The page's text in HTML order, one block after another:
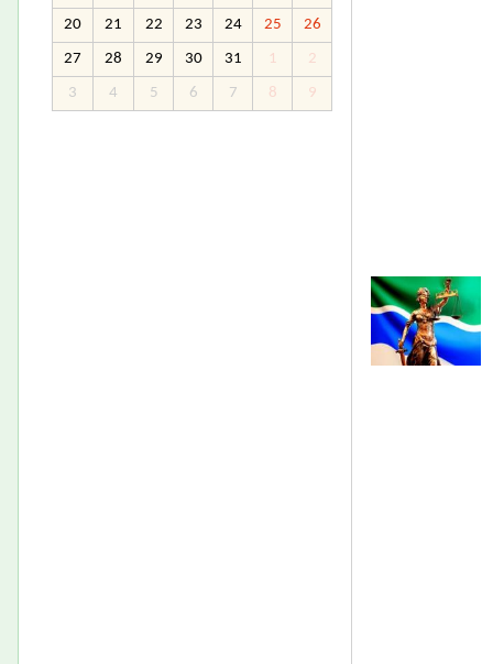
20 21 22 23 24 25 26
27 28 29 30 31 1 2
3 4 5 6 7 8 9